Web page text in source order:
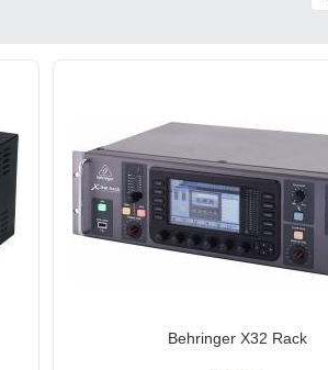
Behringer X32 Rack